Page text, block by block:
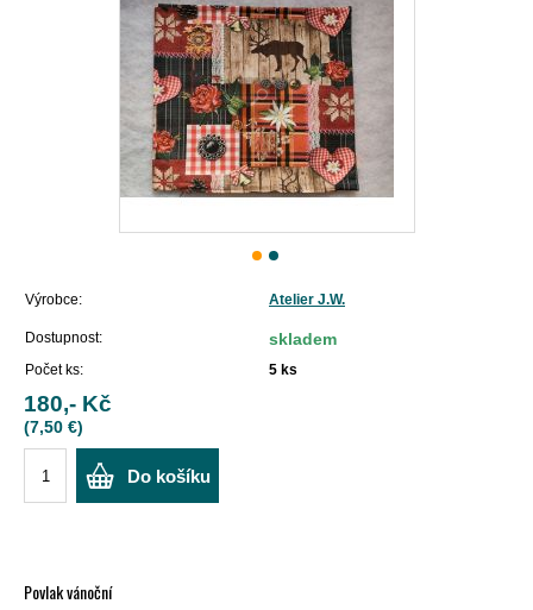
Výrobce: Atelier J.W.
Dostupnost: skladem
Počet ks: 5 ks
180,- Kč
(7,50 €)
Do košíku
Povlak vánoční